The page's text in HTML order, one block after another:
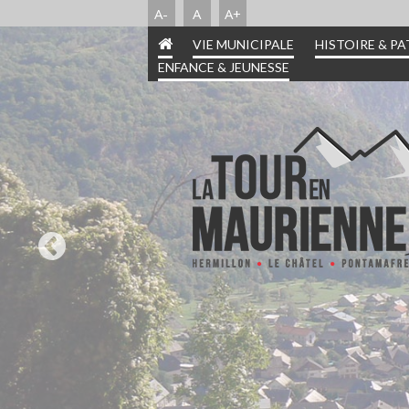
A- A A+
VIE MUNICIPALE
VIE
HISTOIRE &
HISTOIRE &
INFORMATIONS
ENFANCE & JEUNESSE
ENFANCE &